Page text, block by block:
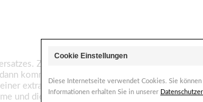
Zum einen habe ich eine ziemlich
kommen drei künstliche Zähne und dann,
extra überkront ist. Außerdem ist der
und diesen Zahnersatz nun auch schon seit
Cookie Einstellungen
Diese Internetseite verwendet Cookies. Sie
Informationen erhalten Sie in unserer